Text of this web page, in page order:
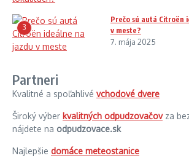
3
Prečo sú autá Citroën
v meste?
7. mája 2025
Partneri
Kvalitné a spoľahlivé vchodové dvere
Široký výber kvalitných odpudzovačovza
nájdete na odpudzovace.sk
Najlepšie domáce meteostanice